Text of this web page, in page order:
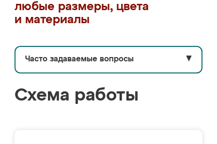
любые размеры, цвета
и материалы
Часто задаваемые вопросы ▼
Схема работы